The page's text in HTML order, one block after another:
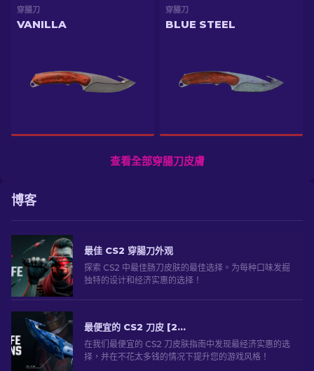
穿腸刀
VANILLA
穿腸刀
BLUE STEEL
查看全部穿腸刀皮膚
博客
最佳 CS2 穿腸刀外观
探索 CS2 中最佳肠刀皮肤的最佳选择。为每种口味发掘
独特的设计和经济实惠的选择！
最便宜的 CS2 刀皮 [2026]
在我们最便宜的 CS2 刀皮肤指南中发现最经济实惠的选
择，并在不花太多钱的情况下提升您的游戏风格！